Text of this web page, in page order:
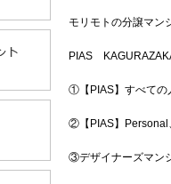
モリモトの分譲マン
PIAS
①【PIAS】すべての
②【PIAS】Personal
③デザイナーズマン